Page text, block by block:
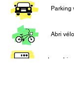
Parking
Abri
Lave-